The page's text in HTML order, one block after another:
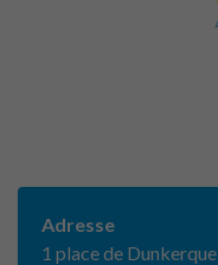
Adresse
1 place de Dunkerque